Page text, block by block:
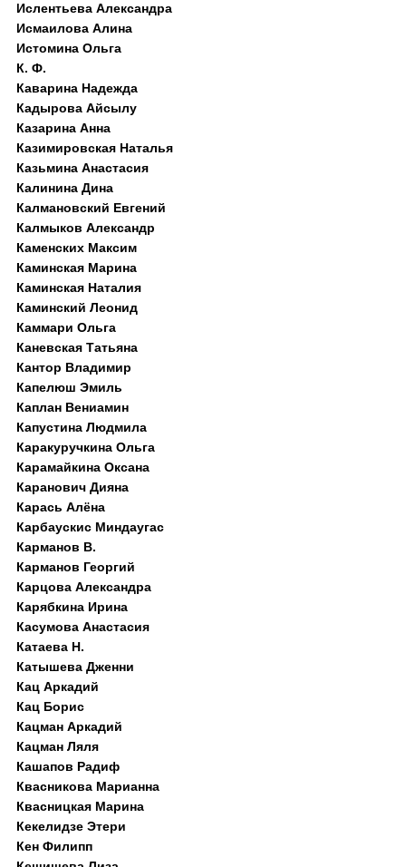
Ислентьева Александра
Исмаилова Алина
Истомина Ольга
К. Ф.
Каварина Надежда
Кадырова Айсылу
Казарина Анна
Казимировская Наталья
Казьмина Анастасия
Калинина Дина
Калмановский Евгений
Калмыков Александр
Каменских Максим
Каминская Марина
Каминская Наталия
Каминский Леонид
Каммари Ольга
Каневская Татьяна
Кантор Владимир
Капелюш Эмиль
Каплан Вениамин
Капустина Людмила
Каракуручкина Ольга
Карамайкина Оксана
Каранович Дияна
Карась Алёна
Карбаускис Миндаугас
Карманов В.
Карманов Георгий
Карцова Александра
Карябкина Ирина
Касумова Анастасия
Катаева Н.
Катышева Дженни
Кац Аркадий
Кац Борис
Кацман Аркадий
Кацман Ляля
Кашапов Радиф
Квасникова Марианна
Квасницкая Марина
Кекелидзе Этери
Кен Филипп